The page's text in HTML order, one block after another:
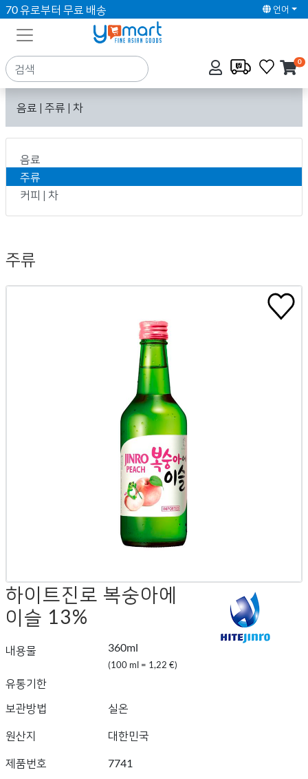
70 유로부터 무료 배송 언어
0
음료 | 주류 | 차
음료
주류
커피 | 차
주류
하이트진로 복숭아에
이슬 13%
내용물 360ml
(100 ml = 1,22 €)
유통기한
보관방법
실온
원산지 대한민국
제품번호 7741